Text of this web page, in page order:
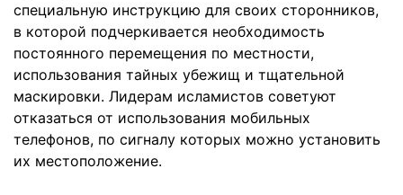
специальную инструкцию для своих сторонников,
в которой подчеркивается необходимость
постоянного перемещения по местности,
использования тайных убежищ и тщательной
маскировки. Лидерам исламистов советуют
отказаться от использования мобильных
телефонов, по сигналу которых можно установить
их местоположение.